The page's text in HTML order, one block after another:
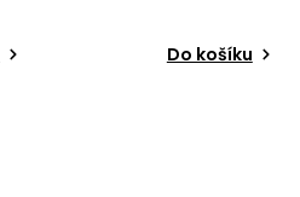
Do košíku